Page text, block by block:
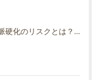
肥満が招く糖尿病・動脈硬化のリスクとは？30代40代男性が今すぐ始めたい予防法を徹底解説